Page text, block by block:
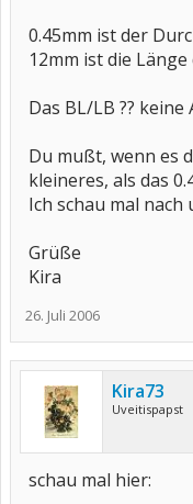
0.45mm ist der
12mm ist die
Das BL/LB ??
Du mußt, wenn es
kleineres, als das
Ich schau mal nach
Grüße
Kira
26. Juli 2006
Kira73
Uveitispapst
schau mal hier: